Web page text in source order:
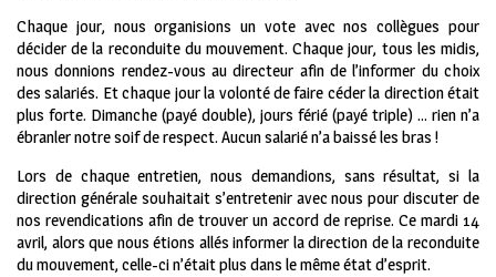
Chaque jour, nous organisions un vote avec nos collègues pour
décider de la reconduite du mouvement. Chaque jour, tous les midis,
nous donnions rendez-vous au directeur afin de l’informer du choix
des salariés. Et chaque jour la volonté de faire céder la direction était
plus forte. Dimanche (payé double), jours férié (payé triple) … rien n’a
ébranler notre soif de respect. Aucun salarié n’a baissé les bras !
Lors de chaque entretien, nous demandions, sans résultat, si la
direction générale souhaitait s’entretenir avec nous pour discuter de
nos revendications afin de trouver un accord de reprise. Ce mardi 14
avril, alors que nous étions allés informer la direction de la reconduite
du mouvement, celle-ci n’était plus dans le même état d’esprit.